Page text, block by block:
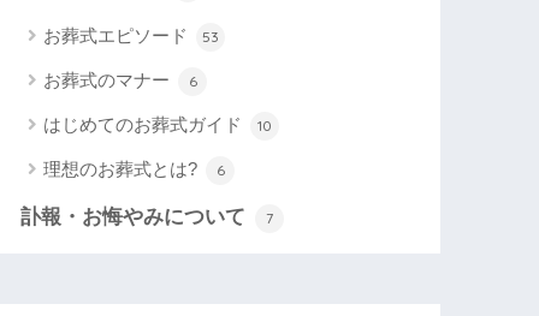
お葬式エピソード 53
お葬式のマナー 6
はじめてのお葬式ガイド 10
理想のお葬式とは? 6
訃報・お悔やみについて 7